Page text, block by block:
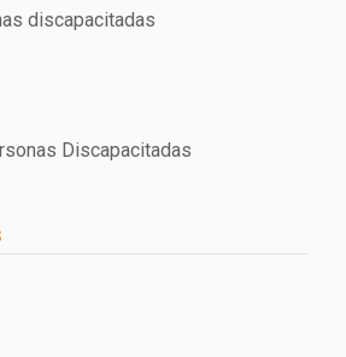
discapacitadas
Discapacitadas